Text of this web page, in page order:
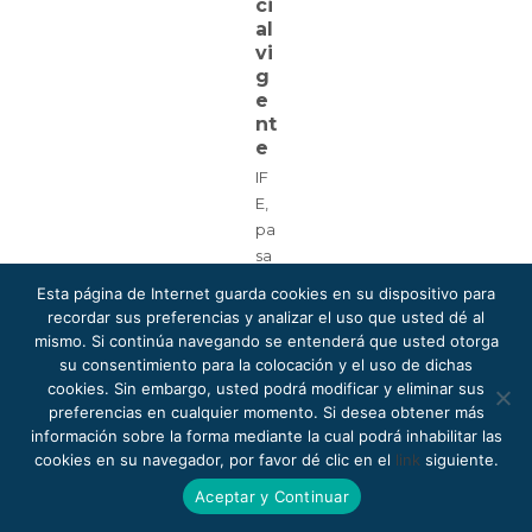
ci
al
vi
g
e
nt
e
IF
E,
pa
sa
e,
ca
rtil
la
mi
lit
ar
en
Esta página de Internet guarda cookies en su dispositivo para
recordar sus preferencias y analizar el uso que usted dé al
mismo. Si continúa navegando se entenderá que usted otorga
su consentimiento para la colocación y el uso de dichas
cookies. Sin embargo, usted podrá modificar y eliminar sus
preferencias en cualquier momento. Si desea obtener más
información sobre la forma mediante la cual podrá inhabilitar las
cookies en su navegador, por favor dé clic en el link siguiente.
Aceptar y Continuar